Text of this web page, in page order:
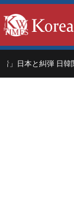
日本と糾弾 日韓関